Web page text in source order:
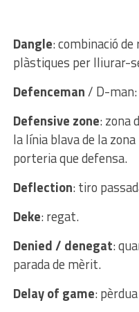
Dangle: combinació
plàstiques per lliurar-
Defenceman/ D-
Defensive zone: zona
la línia blava de la
porteria que defensa.
Deflection: tiro
Deke: regat.
Denied / denegat:
parada de mèrit.
Delay of game: